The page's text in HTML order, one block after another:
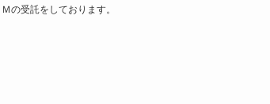
の受託をしております。